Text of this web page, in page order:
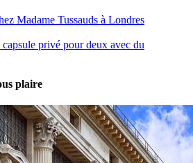
Madame Tussauds à Londres
privé pour deux avec du
plaire